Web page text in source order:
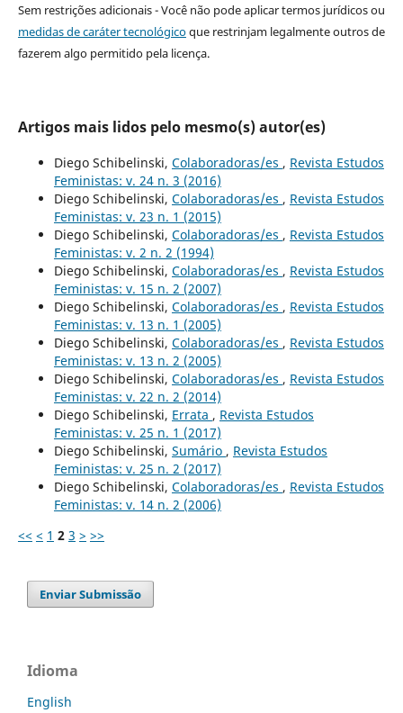
Sem restrições adicionais - Você não pode aplicar termos jurídicos ou
medidas de caráter tecnológicoque restrinjam legalmente outros de
fazerem algo permitido pela licença.
Artigos mais lidos pelo mesmo(s) autor(es)
Diego Schibelinski, Colaboradoras/es , Revista Estudos
Feministas: v. 24 n. 3 (2016)
Diego Schibelinski, Colaboradoras/es , Revista Estudos
Feministas: v. 23 n. 1 (2015)
Diego Schibelinski, Colaboradoras/es , Revista Estudos
Feministas: v. 2 n. 2 (1994)
Diego Schibelinski, Colaboradoras/es , Revista Estudos
Feministas: v. 15 n. 2 (2007)
Diego Schibelinski, Colaboradoras/es , Revista Estudos
Feministas: v. 13 n. 1 (2005)
Diego Schibelinski, Colaboradoras/es , Revista Estudos
Feministas: v. 13 n. 2 (2005)
Diego Schibelinski, Colaboradoras/es , Revista Estudos
Feministas: v. 22 n. 2 (2014)
Diego Schibelinski, Errata , Revista Estudos
Feministas: v. 25 n. 1 (2017)
Diego Schibelinski, Sumário , Revista Estudos
Feministas: v. 25 n. 2 (2017)
Diego Schibelinski, Colaboradoras/es , Revista Estudos
Feministas: v. 14 n. 2 (2006)
<< < 1 2 3 > >>
Enviar Submissão
Idioma
English